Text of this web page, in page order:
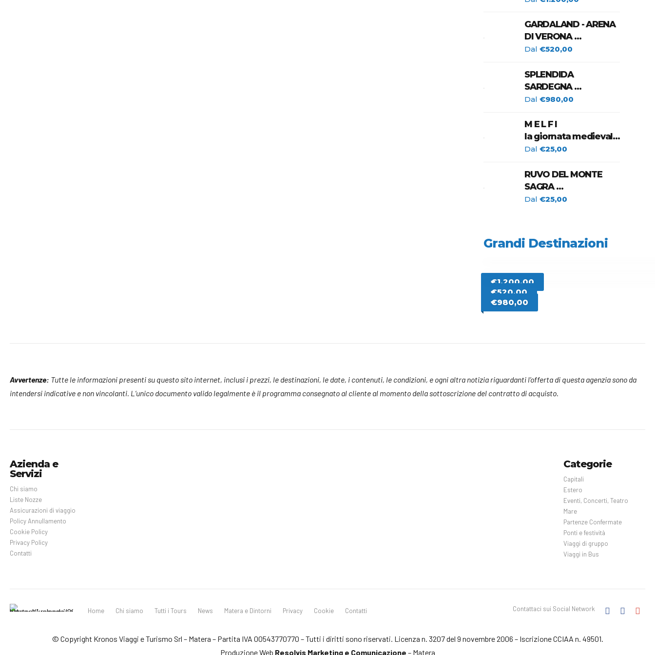
GARDALAND - ARENA
DI VERONA
E
GARDA
26 - 30 Agosto 2026
Dal €520,00
SPLENDIDA
SARDEGNA
2 - 11 Settembre 2026
Dal €980,00
M E L F I
la giornata medievale
con spettacolo di
Storico
25 OTTOBRE 2026
Dal €25,00
RUVO DEL MONTE
SAGRA
DEL FUNGO
Dal €25,00
Grandi Destinazioni
€1.200,00
€520,00
€980,00
Avvertenze: Tutte le informazioni presenti su questo sito internet, inclusi i prezzi, le destinazioni, le date, i contenuti, le condizioni, e ogni altra notizia riguardanti l’offerta di questa agenzia sono da
intendersi indicative e non vincolanti. L’unico documento valido legalmente è il programma consegnato al cliente al momento della sottoscrizione del contratto di acquisto.
Azienda e
Servizi
Chi siamo
Liste Nozze
Assicurazioni di viaggio
Policy Annullamento
Cookie Policy
Privacy Policy
Contatti
Categorie
Capitali
Estero
Eventi, Concerti, Teatro
Mare
Partenze Confermate
Ponti e festività
Viaggi di gruppo
Viaggi in Bus
Home Chi siamo Tutti i Tours News Matera e Dintorni Privacy Cookie Contatti Contattaci sui Social Network
© Copyright Kronos Viaggi e Turismo Srl – Matera – Partita IVA 00543770770 – Tutti i diritti sono riservati. Licenza n. 3207 del 9 novembre 2006 – Iscrizione CCIAA n. 49501.
Produzione Web Resolvis Marketing e Comunicazione – Matera